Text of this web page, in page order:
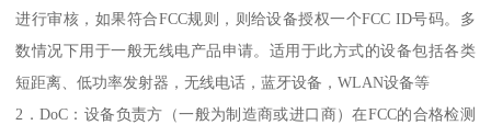
进行审核，如果符合FCC规则，则给设备授权一个FCC ID号码。多
数情况下用于一般无线电产品申请。适用于此方式的设备包括各类
短距离、低功率发射器，无线电话，蓝牙设备，WLAN设备等
2．DoC：设备负责方（一般为制造商或进口商）在FCC的合格检测